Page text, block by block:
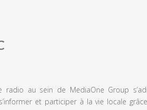
radio au sein de MediaOne Group
et participer à la vie locale